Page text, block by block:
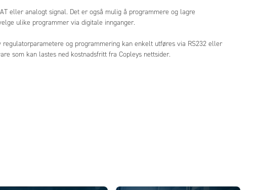
eller analogt signal. Det er også mulig å programmere og lagre
ulike programmer via digitale innganger.
regulatorparametere og programmering kan enkelt utføres via RS232 eller
som kan lastes ned kostnadsfritt fra Copleys nettsider.